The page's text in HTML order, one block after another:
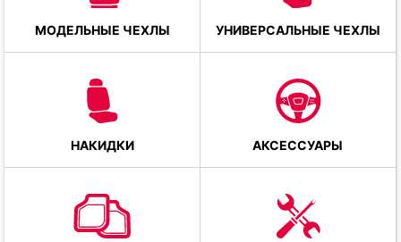
МОДЕЛЬНЫЕ ЧЕХЛЫ УНИВЕРСАЛЬНЫЕ ЧЕХЛЫ
НАКИДКИ АКСЕССУАРЫ